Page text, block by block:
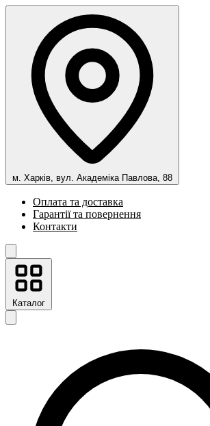
м. Харків, вул. Академіка Павлова, 88
Оплата та доставка
Гарантії та повернення
Контакти
Каталог